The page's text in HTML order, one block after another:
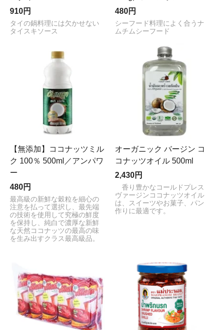
910円
タイの鍋料理には欠かせない
タイスキソース
480円
シーフード料理によく合うナ
ムチムシーフード
【無添加】ココナッツミル
ク 100％ 500ml／アンパワ
ー
480円
最高級の新鮮な穀粒を細心の
注意を払って選択し、最先端
の技術を使用して究極の鮮度
を保持し、純白で濃厚な新鮮
な天然ココナッツの最高の味
を生み出すクラス最高級品。
オーガニック バージン コ
コナッツオイル 500ml
2,430円
香り豊かなコールドプレス
ヴァージンココナッツオイル
は、スイーツやお菓子、パン
作りに最適です。